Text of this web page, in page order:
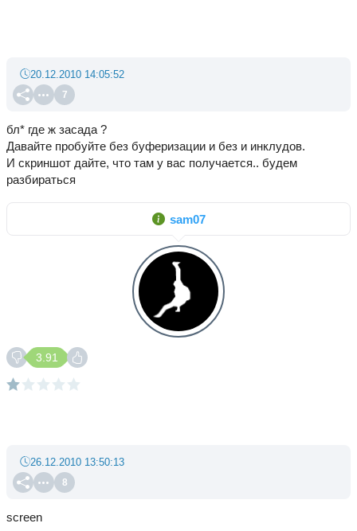
7
20.12.2010 14:05:52
бл* где ж засада ?
Давайте пробуйте без буферизации и без и инклудов.
И скриншот дайте, что там у вас получается.. будем
разбираться
sam07
3.91
8
26.12.2010 13:50:13
screen